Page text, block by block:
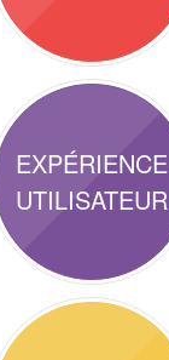
EXPÉRIENCE
UTILISATEUR